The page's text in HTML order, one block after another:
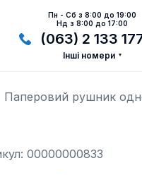
Пн - Сб з 8:00 до 19:00
Нд з 8:00 до 17:00
(063) 2 133
Інші номери
Паперовий рушник
00000000833